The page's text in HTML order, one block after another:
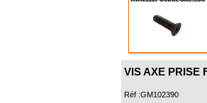
VIS AXE PRISE
Réf :GM102390